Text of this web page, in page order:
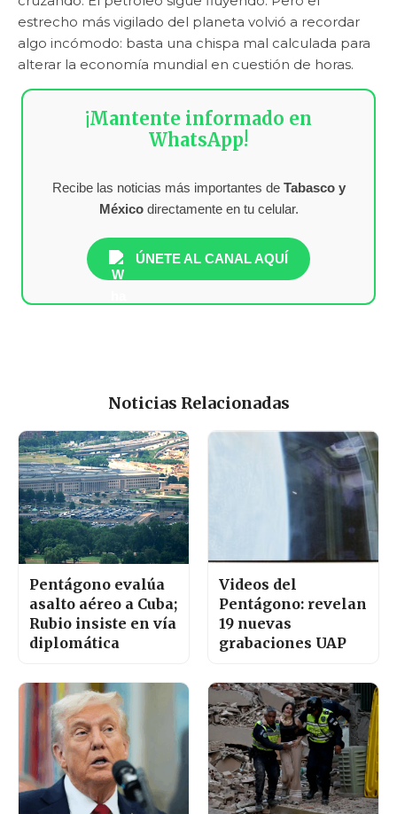
estrecho más vigilado del planeta volvió a recordar
algo incómodo: basta una chispa mal calculada para
alterar la economía mundial en cuestión de horas.
¡Mantente informado en
WhatsApp!
Recibe las noticias más importantes de Tabasco y
Méxicodirectamente en tu celular.
ÚNETE AL CANAL AQUÍ
Noticias Relacionadas
Pentágono evalúa
asalto aéreo a Cuba;
Rubio insiste en vía
diplomática
Videos del
Pentágono: revelan
19 nuevas
grabaciones UAP